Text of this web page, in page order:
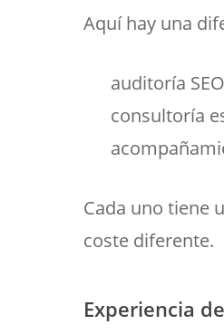
Aquí hay una
auditoría
consultoría
Cada uno tiene
coste diferente.
Experiencia